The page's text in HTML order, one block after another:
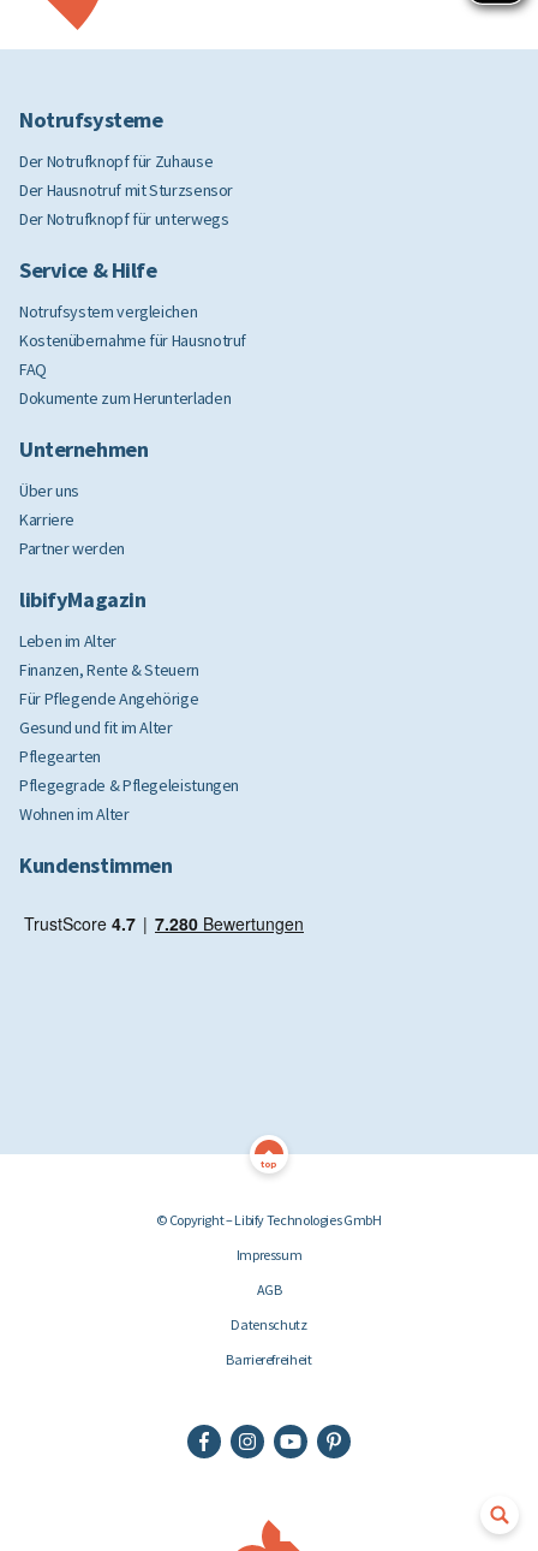
Notrufsysteme
Der Notrufknopf für Zuhause
Der Hausnotruf mit Sturzsensor
Der Notrufknopf für unterwegs
Service & Hilfe
Notrufsystem vergleichen
Kostenübernahme für Hausnotruf
FAQ
Dokumente zum Herunterladen
Unternehmen
Über uns
Karriere
Partner werden
libifyMagazin
Leben im Alter
Finanzen, Rente & Steuern
Für Pflegende Angehörige
Gesund und fit im Alter
Pflegearten
Pflegegrade & Pflegeleistungen
Wohnen im Alter
Kundenstimmen
top
© Copyright – Libify Technologies GmbH
Impressum
AGB
Datenschutz
Barrierefreiheit